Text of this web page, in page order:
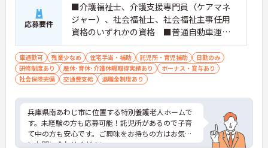
応募要件
■介護福祉士、介護支援専門員（ケアマネ
ジャー）、社会福祉士、社会福祉主事任用
資格のいずれかの資格 ■普通自動車運転
免許（AT限定可）必須 ■経験不問※経験
者優遇 ■必要なPCスキル：基本的なエク
セルやワード操作ができる方
車通勤可 残業少なめ 住宅手当・補助 託児所・育児補助
日勤のみ
研修制度あり
産休･育休･介護休暇取得実績あり
ボーナス・賞与あり
社会保険完備
交通費支給 退職金制度あり
兵庫県南あわじ市に位置する特別養護老人ホームで
す。未経験の方も応募可能！託児所があるので子育
て中の方も安心です。ご興味をお持ちの方はお気軽
にお問い合わせください。